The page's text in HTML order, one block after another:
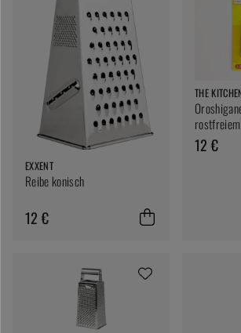
EXXENT
Reibe konisch
12 €
THE
12 €